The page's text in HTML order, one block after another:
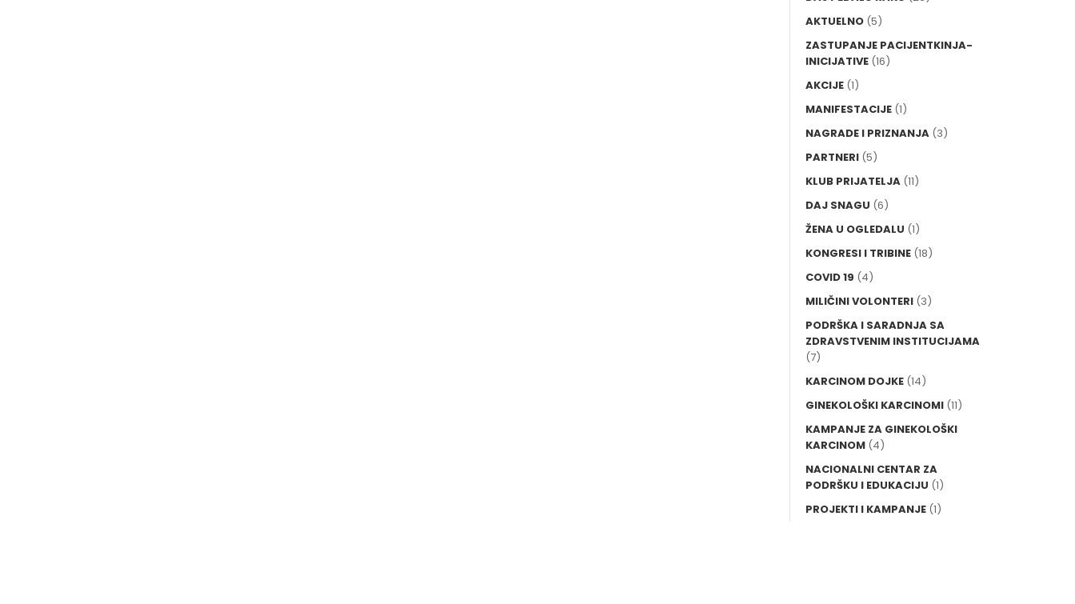
AKTUELNO (5)
ZASTUPANJE PACIJENTKINJA-
INICIJATIVE (16)
AKCIJE (1)
MANIFESTACIJE (1)
NAGRADE I PRIZNANJA (3)
PARTNERI (5)
KLUB PRIJATELJA (11)
DAJ SNAGU (6)
ŽENA U OGLEDALU (1)
KONGRESI I TRIBINE (18)
COVID 19 (4)
MILIČINI VOLONTERI (3)
PODRŠKA I SARADNJA SA
ZDRAVSTVENIM INSTITUCIJAMA
(7)
KARCINOM DOJKE (14)
GINEKOLOŠKI KARCINOMI (11)
KAMPANJE ZA GINEKOLOŠKI
KARCINOM (4)
NACIONALNI CENTAR ZA
PODRŠKU I EDUKACIJU (1)
PROJEKTI I KAMPANJE (1)